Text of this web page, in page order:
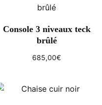
Console 3 niveaux teck
brûlé
685,00€